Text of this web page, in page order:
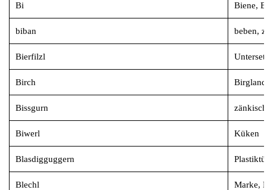
Bi Biene,
biban beben,
Bierfilzl
Birch Birgland
Bissgurn
Biwerl Küken
Blasdigguggern
Blechl Marke,